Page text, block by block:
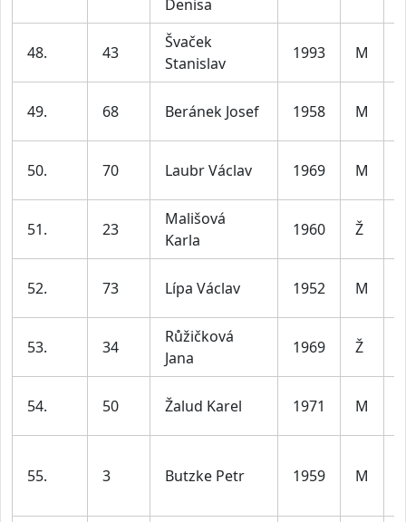
Denisa
48. 43
Švaček
Stanislav
1993 M
49. 68 Beránek Josef 1958 M
50. 70 Laubr Václav 1969 M
51. 23
Mališová
Karla
1960 Ž
52. 73 Lípa Václav 1952 M
53. 34
Růžičková
Jana
1969 Ž
54. 50 Žalud Karel 1971 M
55. 3 Butzke Petr 1959 M